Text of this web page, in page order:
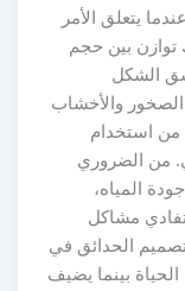
يتعلق الأمر
توازن بين حجم
الشكل
والأخشاب
من استخدام
من الضروري
المياه،
مشاكل
تصميم الحدائق في
بينما يضيف